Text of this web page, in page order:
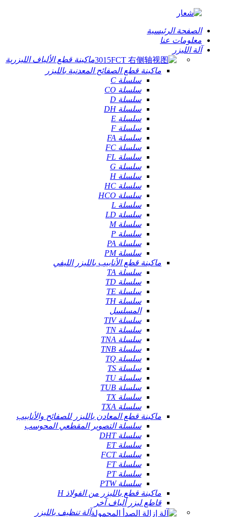
الصفحة الرئيسية
معلومات عنا
آلة الليزر
ماكينة قطع الألياف الليزرية
ماكينة قطع الصفائح المعدنية بالليزر
سلسلة C
سلسلة CO
سلسلة D
سلسلة DH
سلسلة E
سلسلة F
سلسلة FA
سلسلة FC
سلسلة FL
سلسلة G
سلسلة H
سلسلة HC
سلسلة HCO
سلسلة L
سلسلة LD
سلسلة M
سلسلة P
سلسلة PA
سلسلة PM
ماكينة قطع الأنابيب بالليزر الليفي
سلسلة TA
سلسلة TD
سلسلة TE
سلسلة TH
المسلسل
سلسلة TIV
سلسلة TN
سلسلة TNA
سلسلة TNB
سلسلة TQ
سلسلة TS
سلسلة TU
سلسلة TUB
سلسلة TX
سلسلة TXA
ماكينة قطع المعادن بالليزر للصفائح والأنابيب
سلسلة التصوير المقطعي المحوسب
سلسلة DHT
سلسلة ET
سلسلة FCT
سلسلة FT
سلسلة PT
سلسلة PTW
ماكينة قطع بالليزر من الفولاذ H
قاطع ليزر ألياف آخر
آلة تنظيف بالليزر